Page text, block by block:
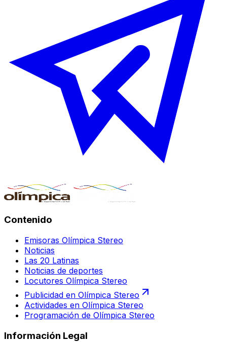
Contenido
Emisoras Olímpica Stereo
Noticias
Las 20 Latinas
Noticias de deportes
Locutores Olímpica Stereo
Publicidad en Olímpica Stereo
Actividades en Olímpica Stereo
Programación de Olímpica Stereo
Información Legal